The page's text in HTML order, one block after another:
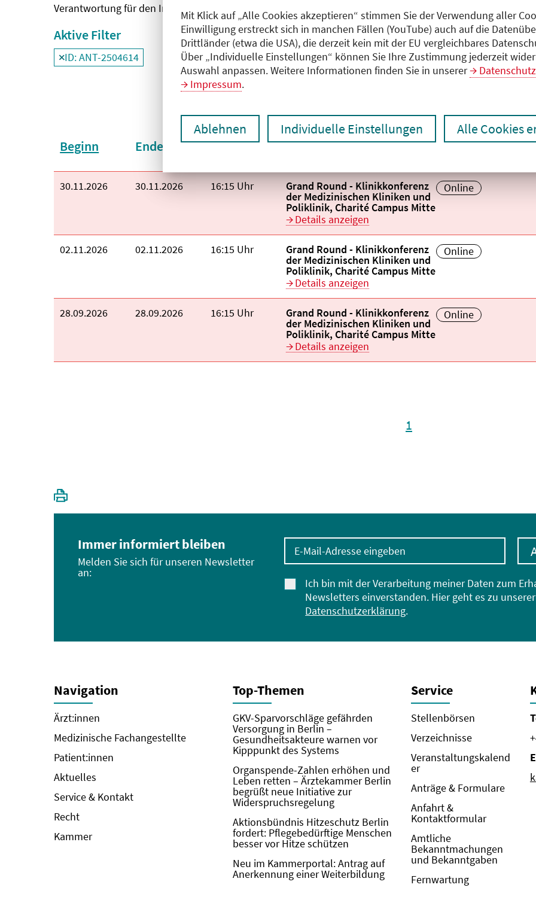
Mit Klick auf „Alle Cookies akzeptieren“ stimmen Sie der Verwendung aller
Einwilligung erstreckt sich in manchen Fällen (YouTube) auch auf die
Drittländer (etwa die USA), die derzeit kein mit der EU vergleichbares
Über „Individuelle Einstellungen“ können Sie Ihre Zustimmung jederzeit
Auswahl anpassen. Weitere Informationen finden Sie in unserer
Impressum.
Ablehnen Individuelle Einstellungen Alle Cookies
Verantwortung für den Inhalt, die Haftung obliegt dem Veranstalter.
Aktive Filter
Filter
ID: ANT-2504614
deaktivieren und Suchergebnisse neu laden
Beginn Ende Uhrzeit Titel der Veranstaltung Veranstaltungsort
Beginn:
30.11.2026 Ende:
30.11.2026 Uhrzeit:
16:15 Uhr Veranstaltungstitel:
Grand Round - Klinikkonferenz
der Medizinischen Kliniken und
Poliklinik, Charité Campus Mitte
Details anzeigen
Veranstaltungsort:
Online
Beginn:
02.11.2026 Ende:
02.11.2026 Uhrzeit:
16:15 Uhr Veranstaltungstitel:
Grand Round - Klinikkonferenz
der Medizinischen Kliniken und
Poliklinik, Charité Campus Mitte
Details anzeigen
Veranstaltungsort:
Online
Beginn:
28.09.2026 Ende:
28.09.2026 Uhrzeit:
16:15 Uhr Veranstaltungstitel:
Grand Round - Klinikkonferenz
der Medizinischen Kliniken und
Poliklinik, Charité Campus Mitte
Details anzeigen
Veranstaltungsort:
Online
1
Immer informiert bleiben
Melden Sie sich für unseren Newsletter
an:
E-Mail-Adresse eingeben
Ich bin mit der Verarbeitung meiner Daten zum
Newsletters einverstanden. Hier geht es zu unserer
Datenschutzerklärung.
Navigation
Ärzt:innen
Medizinische Fachangestellte
Patient:innen
Aktuelles
Service & Kontakt
Recht
Kammer
Top-Themen
GKV-Sparvorschläge gefährden
Versorgung in Berlin –
Gesundheitsakteure warnen vor
Kipppunkt des Systems
Organspende-Zahlen erhöhen und
Leben retten – Ärztekammer Berlin
begrüßt neue Initiative zur
Widerspruchsregelung
Aktionsbündnis Hitzeschutz Berlin
fordert: Pflegebedürftige Menschen
besser vor Hitze schützen
Neu im Kammerportal: Antrag auf
Anerkennung einer Weiterbildung
Service
Stellenbörsen
Verzeichnisse
Veranstaltungskalend
er
Anträge & Formulare
Anfahrt &
Kontaktformular
Amtliche
Bekanntmachungen
und Bekanntgaben
Fernwartung